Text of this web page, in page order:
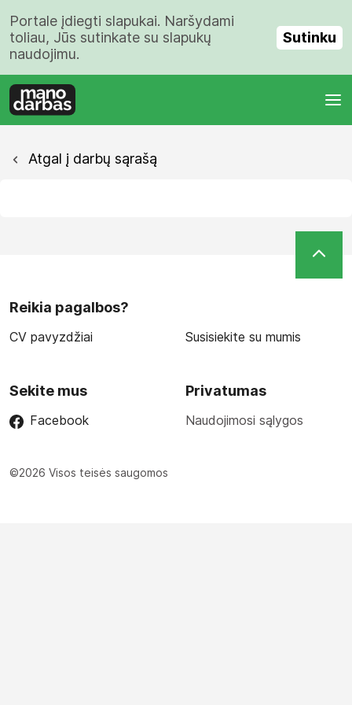
Portale įdiegti slapukai. Naršydami
toliau, Jūs sutinkate su slapukų
naudojimu.
Sutinku
Atgal į darbų sąrašą
Reikia pagalbos?
CV pavyzdžiai Susisiekite su mumis
Sekite mus
Facebook
Privatumas
Naudojimosi sąlygos
©2026 Visos teisės saugomos